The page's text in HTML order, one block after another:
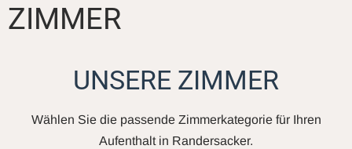
ZIMMER
UNSERE ZIMMER
Wählen Sie die passende Zimmerkategorie für Ihren
Aufenthalt in Randersacker.